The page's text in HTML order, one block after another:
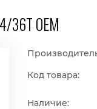
36Т OEM
Код товара:
Наличие: